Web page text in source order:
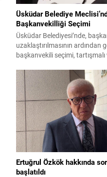
Üsküdar Belediye
Başkanvekilliği Seçimi
Üsküdar Belediyesi’nde,
uzaklaştırılmasının ardından
başkanvekili seçimi,
geldi. Yapılan oylamada usul
ciddi iddialar ortaya atıldı;
sayılması ve meclis içindeki
kamuoyunda tepkilere yol açtı.
yaşanan gelişmeler, parti
gerilimi artırdı. CHP’nin...
Ertuğrul Özkök hakkında
başlatıldı